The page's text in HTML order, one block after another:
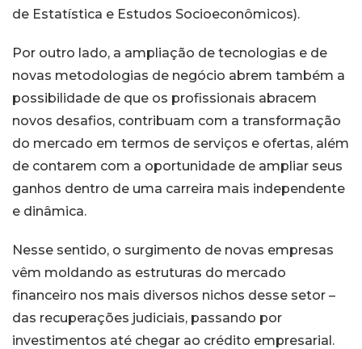
de Estatística e Estudos Socioeconômicos).
Por outro lado, a ampliação de tecnologias e de
novas metodologias de negócio abrem também a
possibilidade de que os profissionais abracem
novos desafios, contribuam com a transformação
do mercado em termos de serviços e ofertas, além
de contarem com a oportunidade de ampliar seus
ganhos dentro de uma carreira mais independente
e dinâmica.
Nesse sentido, o surgimento de novas empresas
vêm moldando as estruturas do mercado
financeiro nos mais diversos nichos desse setor –
das recuperações judiciais, passando por
investimentos até chegar ao crédito empresarial.